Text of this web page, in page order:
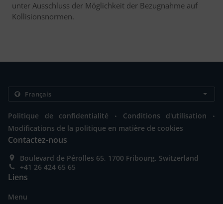
unter Ausschluss der Möglichkeit der Bezugnahme auf
Kollisionsnormen.
Politique de confidentialité . Conditions d'utilisation .
Modifications de la politique en matière de cookies
Contactez-nous
Boulevard de Pérolles 65, 1700 Fribourg, Switzerland
+41 26 424 65 65
Liens
Menu